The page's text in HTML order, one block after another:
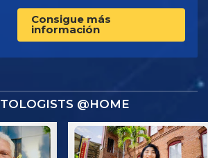
Consigue más
información
@HOME